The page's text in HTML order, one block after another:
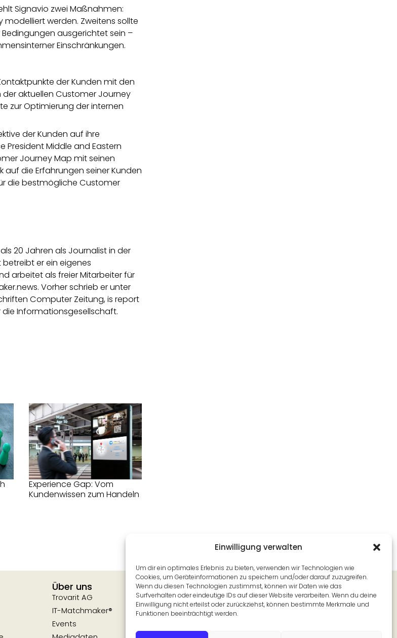
Einwilligung verwalten
Um dir ein optimales Erlebnis zu bieten, verwenden wir Technologien wie
Cookies, um Geräteinformationen zu speichern und/oder darauf zuzugreifen.
Wenn du diesen Technologien zustimmst, können wir Daten wie das
Surfverhalten oder eindeutige IDs auf dieser Website verarbeiten. Wenn du deine
Einwilligung nicht erteilst oder zurückziehst, können bestimmte Merkmale und
Funktionen beeinträchtigt werden.
Signavio zwei Maßnahmen:
werden. Zweitens sollte
ausgerichtet sein –
Einschränkungen.
der Kunden mit den
aktuellen Customer Journey
zur Optimierung der internen
der Kunden auf ihre
President Middle and Eastern
Journey Map mit seinen
auf die Erfahrungen seiner Kunden
die bestmögliche Customer
20 Jahren als Journalist in der
betreibt er ein eigenes
arbeitet als freier Mitarbeiter für
Vorher schrieb er unter
Computer Zeitung, is report
Informationsgesellschaft.
Experience Gap: Vom
Kundenwissen zum Handeln
Über uns
Trovarit AG
IT-Matchmaker®
Events
Newsletter
Alle 14 Tage aus unserer Redaktion in
Ihr Postfach.
Jetzt abonnieren